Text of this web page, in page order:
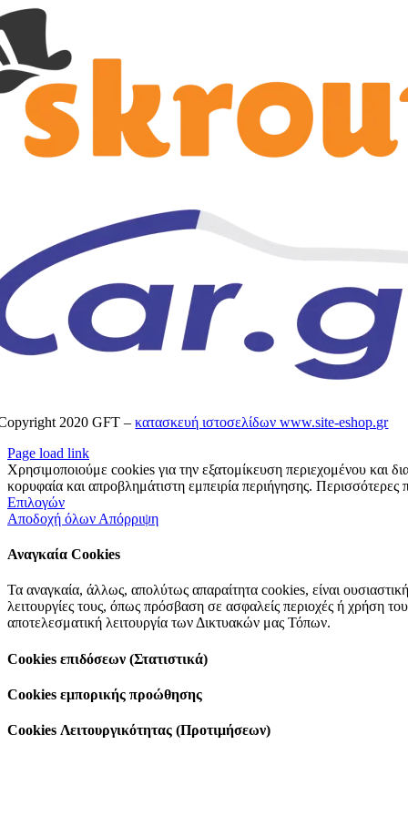
2020 GFT –κατασκευή ιστοσελίδων www.site-eshop.gr
Page load link
Χρησιμοποιούμε cookies για την εξατομίκευση περιεχομένου και
κορυφαία και απροβλημάτιστη εμπειρία περιήγησης. Περισσότερες
Επιλογών
Αποδοχή όλων Απόρριψη
Αναγκαία Cookies
Τα αναγκαία, άλλως, απολύτως απαραίτητα cookies, είναι
λειτουργίες τους, όπως πρόσβαση σε ασφαλείς περιοχές ή χρήση
αποτελεσματική λειτουργία των Δικτυακών μας Τόπων.
Cookies επιδόσεων (Στατιστικά)
Cookies εμπορικής προώθησης
Cookies Λειτουργικότητας (Προτιμήσεων)